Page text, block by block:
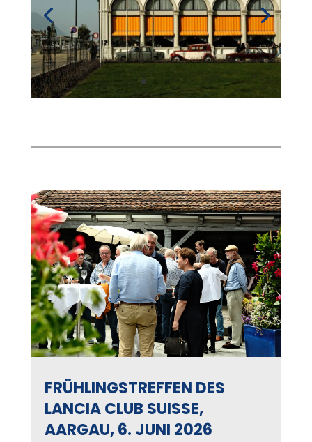
FRÜHLINGSTREFFEN DES
LANCIA CLUB SUISSE,
AARGAU, 6. JUNI 2026